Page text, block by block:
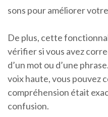
sons pour améliorer
De plus, cette
vérifier si vous avez
d’un mot ou d’une
voix haute, vous pouvez
compréhension était
confusion.